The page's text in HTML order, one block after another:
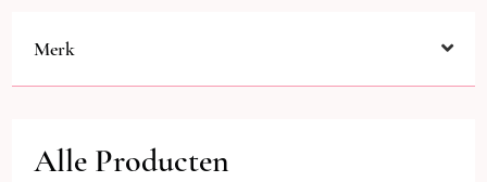
Merk
Alle Producten